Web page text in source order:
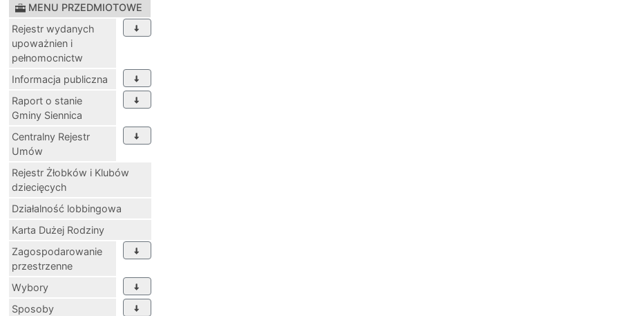
MENU PRZEDMIOTOWE
Rejestr wydanych
upoważnien i
pełnomocnictw
Informacja publiczna
Raport o stanie
Gminy Siennica
Centralny Rejestr
Umów
Rejestr Żłobków i Klubów
dziecięcych
Działalność lobbingowa
Karta Dużej Rodziny
Zagospodarowanie
przestrzenne
Wybory
Sposoby